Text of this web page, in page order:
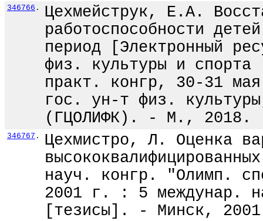
346766 .
Цехмейструк, Е.А.
работоспособности
период [Электронный
физ. культуры и
практ. конгр, 30-31
гос. ун-т физ.
(ГЦОЛИФК). - М., 2018.
346767 .
Цехмистро, Л. Оценка
науч. конгр. "Олимп.
2001 г. : 5 междунар.
[тезисы]. - Минск,